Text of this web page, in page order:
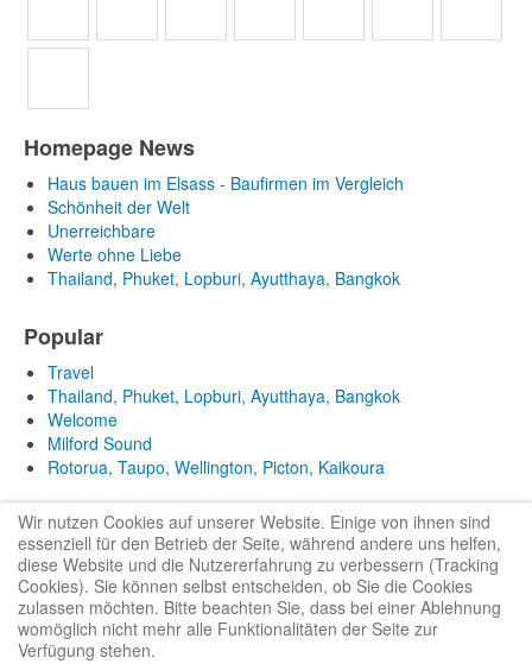
Homepage News
Haus bauen im Elsass - Baufirmen im Vergleich
Schönheit der Welt
Unerreichbare
Werte ohne Liebe
Thailand, Phuket, Lopburi, Ayutthaya, Bangkok
Popular
Travel
Thailand, Phuket, Lopburi, Ayutthaya, Bangkok
Welcome
Milford Sound
Rotorua, Taupo, Wellington, Picton, Kaikoura
Bootstrap is a front-end framework of Twitter, Inc. Code licensed underMIT
License.
Wir nutzen Cookies auf unserer Website. Einige von ihnen sind
essenziell für den Betrieb der Seite, während andere uns helfen,
diese Website und die Nutzererfahrung zu verbessern (Tracking
Cookies). Sie können selbst entscheiden, ob Sie die Cookies
zulassen möchten. Bitte beachten Sie, dass bei einer Ablehnung
womöglich nicht mehr alle Funktionalitäten der Seite zur
Verfügung stehen.